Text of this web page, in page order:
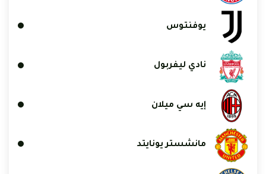
يوفنتوس
نادي ليفربول
إيه سي ميلان
مانشستر يونايتد